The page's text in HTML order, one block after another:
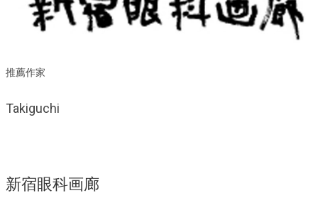
推薦作家
Takiguchi
新宿眼科画廊